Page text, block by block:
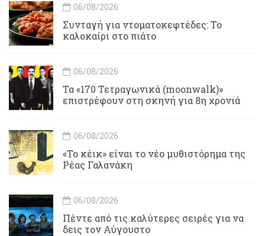
06/08/2026
Συνταγή για ντοματοκεφτέδες: Το
καλοκαίρι στο πιάτο
06/08/2026
Τα «170 Τετραγωνικά (moonwalk)»
επιστρέφουν στη σκηνή για 8η χρονιά
06/08/2026
«Το κέικ» είναι το νέο μυθιστόρημα της
Ρέας Γαλανάκη
06/08/2026
Πέντε από τις καλύτερες σειρές για να
δεις τον Αύγουστο